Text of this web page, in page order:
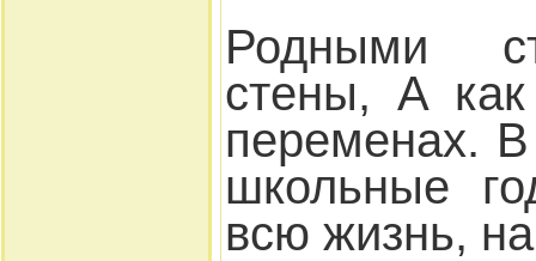
Родными
стены, А
переменах.
школьные
всю жизнь,